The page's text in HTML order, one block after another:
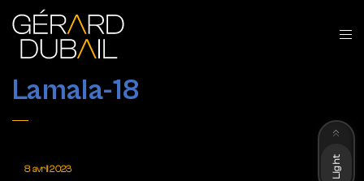
Lamala-18
8 avril 2023 Light
Dark